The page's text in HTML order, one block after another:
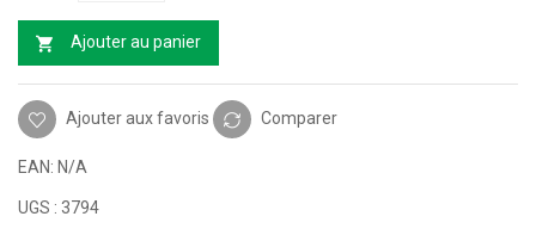
Ajouter au panier
Ajouter aux favoris Comparer
EAN: N/A
UGS : 3794